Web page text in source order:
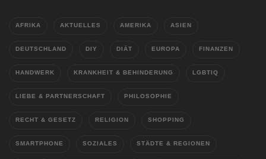
AFRIKA AKTUELLES AMERIKA ASIEN
DEUTSCHLAND DIY DIÄT EUROPA FINANZEN
HANDWERK KRANKHEIT & BEHINDERUNG LGBTIQ
LIEBE & PARTNERSCHAFT PHILOSOPHIE
RECHT & GESETZ RELIGION SHOPPING
SMARTPHONE SOZIALES STÄDTE & REGIONEN